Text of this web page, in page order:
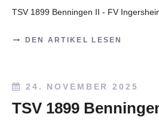
TSV 1899 Benningen II - FV
DEN ARTIKEL LESEN
24. NOVEMBER 2025
TSV 1899